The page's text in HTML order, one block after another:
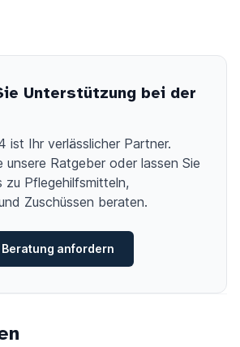
Unterstützung bei der
ist Ihr verlässlicher Partner.
unsere Ratgeber oder lassen Sie
zu Pflegehilfsmitteln,
Zuschüssen beraten.
anfordern